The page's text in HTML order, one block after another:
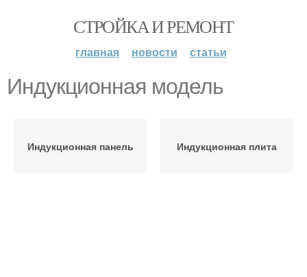
СТРОЙКА И РЕМОНТ
главная новости статьи
Индукционная модель
Индукционная панель Индукционная плита